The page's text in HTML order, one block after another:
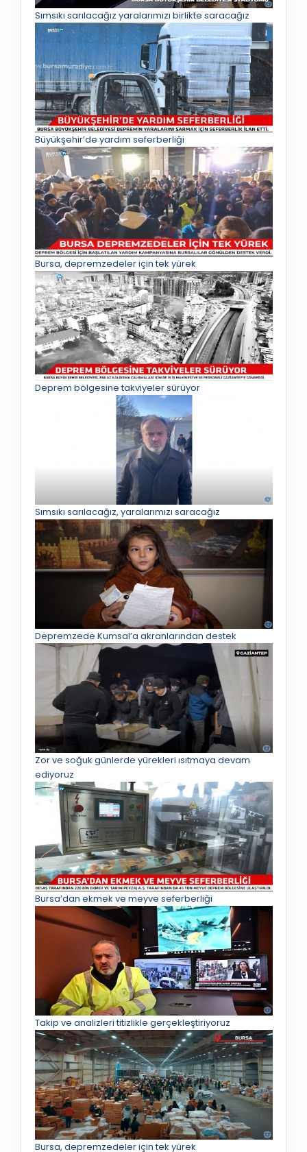
Sımsıkı sarılacağız yaralarımızı birlikte saracağız
Büyükşehir’de yardım seferberliği
Bursa, depremzedeler için tek yürek
Deprem bölgesine takviyeler sürüyor
Sımsıkı sarılacağız, yaralarımızı saracağız
Depremzede Kumsal’a akranlarından destek
Zor ve soğuk günlerde yürekleri ısıtmaya devam
ediyoruz
Bursa’dan ekmek ve meyve seferberliği
Takip ve analizleri titizlikle gerçekleştiriyoruz
Bursa, depremzedeler için tek yürek